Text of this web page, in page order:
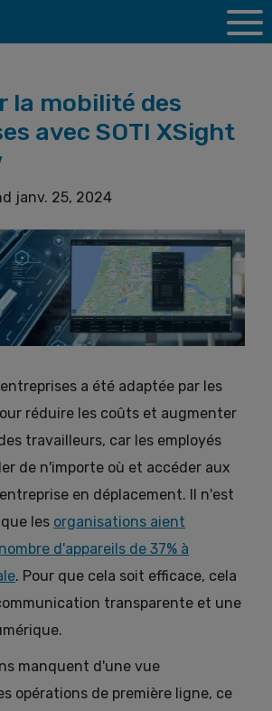
la mobilité des
avec SOTI XSight
janv. 25, 2024
a été adaptée par les
réduire les coûts et augmenter
travailleurs, car les employés
de n'importe où et accéder aux
en déplacement. Il n'est
les organisations aient
d'appareils de 37% à
. Pour que cela soit efficace, cela
transparente et une
manquent d'une vue
opérations de première ligne, ce